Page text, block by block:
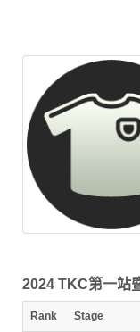
2024 TKC第一站
Rank Stage